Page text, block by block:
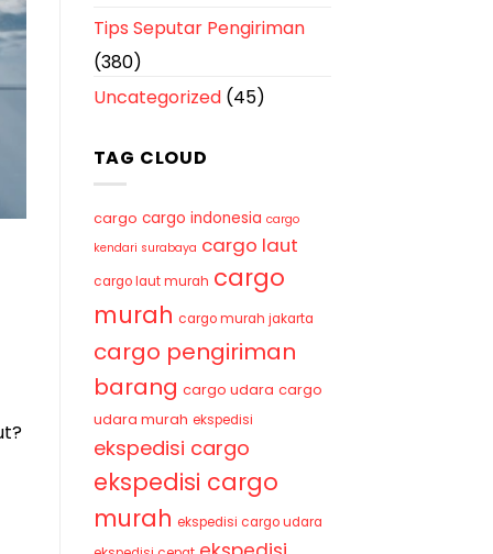
Tips Seputar Pengiriman
(380)
Uncategorized(45)
TAG CLOUD
cargo cargo indonesia cargo
kendari surabaya cargo laut
cargo laut murah cargo
murah cargo murah jakarta
cargo pengiriman
barang cargo udara cargo
udara murah ekspedisi
ekspedisi cargo
ekspedisi cargo
murah ekspedisi cargo udara